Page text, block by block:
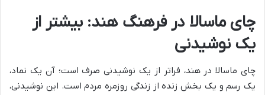
چای ماسالا در فرهنگ هند: بیشتر از
یک نوشیدنی
چای ماسالا در هند، فراتر از یک نوشیدنی صرف است؛ آن یک نماد،
یک رسم و یک بخش زنده از زندگی روزمره مردم است. این نوشیدنی،